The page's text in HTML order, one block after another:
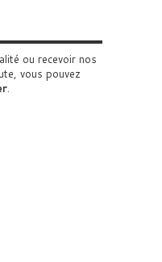
ou recevoir nos
vous pouvez